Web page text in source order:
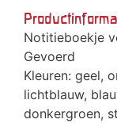
Notitieboekje
Gevoerd
Kleuren: geel,
lichtblauw,
donkergroen,